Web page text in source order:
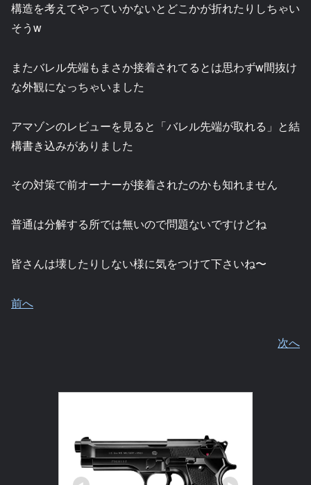
構造を考えてやっていかないとどこかが折れたりしちゃい
そうw
またバレル先端もまさか接着されてるとは思わずw間抜け
な外観になっちゃいました
アマゾンのレビューを見ると「バレル先端が取れる」と結
構書き込みがありました
その対策で前オーナーが接着されたのかも知れません
普通は分解する所では無いので問題ないですけどね
皆さんは壊したりしない様に気をつけて下さいね〜
前へ
次へ